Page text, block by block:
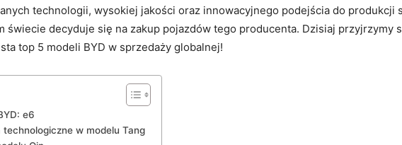
technologii, wysokiej jakości oraz innowacyjnego podejścia do
świecie decyduje się na zakup pojazdów tego producenta.‍ Dzisiaj przyjrzymy
​top 5 modeli BYD w sprzedaży globalnej!
​e6
w ⁣modelu Tang